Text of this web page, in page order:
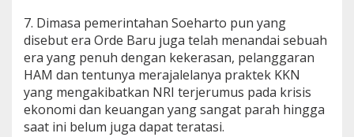
7. Dimasa pemerintahan Soeharto pun yang
disebut era Orde Baru juga telah menandai sebuah
era yang penuh dengan kekerasan, pelanggaran
HAM dan tentunya merajalelanya praktek KKN
yang mengakibatkan NRI terjerumus pada krisis
ekonomi dan keuangan yang sangat parah hingga
saat ini belum juga dapat teratasi.